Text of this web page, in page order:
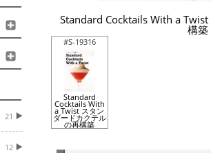
21
12
Standard Cocktails With a
構築
#S-19316
Standard
Cocktails With
a Twist スタン
ダードカクテル
の再構築